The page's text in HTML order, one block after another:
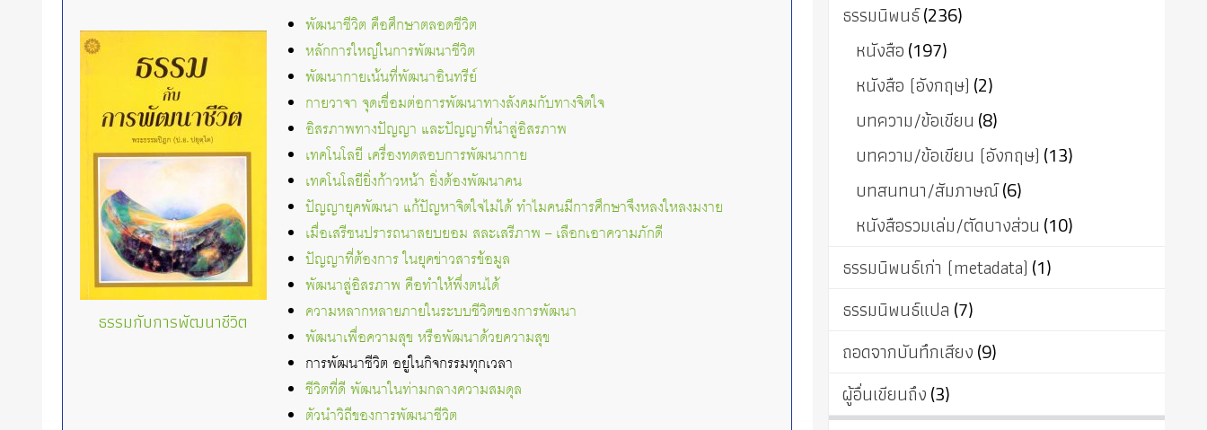
ธรรมกับการพัฒนาชีวิต
พัฒนาชีวิต คือศึกษาตลอดชีวิต
หลักการใหญ่ในการพัฒนาชีวิต
พัฒนากายเน้นที่พัฒนาอินทรีย์
กายวาจา จุดเชื่อมต่อการพัฒนาทางสังคมกับทางจิตใจ
อิสรภาพทางปัญญา และปัญญาที่นำสู่อิสรภาพ
เทคโนโลยี เครื่องทดสอบการพัฒนากาย
เทคโนโลยียิ่งก้าวหน้า ยิ่งต้องพัฒนาคน
ปัญญายุคพัฒนา แก้ปัญหาจิตใจไม่ได้ ทำไมคนมีการศึกษาจึงหลงใหลงมงาย
เมื่อเสรีชนปรารถนาสยบยอม สละเสรีภาพ – เลือกเอาความภักดี
ปัญญาที่ต้องการ ในยุคข่าวสารข้อมูล
พัฒนาสู่อิสรภาพ คือทำให้พึ่งตนได้
ความหลากหลายภายในระบบชีวิตของการพัฒนา
พัฒนาเพื่อความสุข หรือพัฒนาด้วยความสุข
การพัฒนาชีวิต อยู่ในกิจกรรมทุกเวลา
ชีวิตที่ดี พัฒนาในท่ามกลางความสมดุล
ตัวนำวิถีของการพัฒนาชีวิต
ธรรมนิพนธ์(236)
หนังสือ(197)
หนังสือ (อังกฤษ) (2)
บทความ/ข้อเขียน (8)
บทความ/ข้อเขียน (อังกฤษ) (13)
บทสนทนา/สัมภาษณ์(6)
หนังสือรวมเล่ม/ตัดบางส่วน (10)
ธรรมนิพนธ์เก่า (metadata) (1)
ธรรมนิพนธ์แปล (7)
ถอดจากบันทึกเสียง(9)
ผู้อื่นเขียนถึง(3)